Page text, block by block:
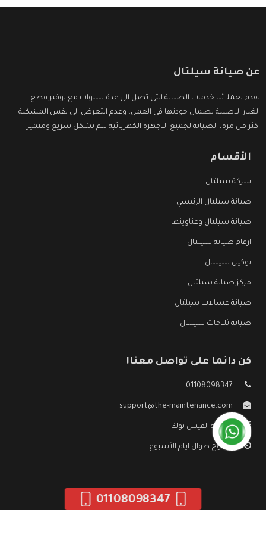
عن صيانة سيلتال
نقدم لعملائنا خدمات الصيانة التى تصل الى عدة سنوات مع توفير قطع
الغيار الاصلية لضمان جودتها فى العمل، وعدم التعرض الى نفس المشكلة
اكثر من مرة، الصيانة لجميع الاجهزة الكهربائية تتم بشكل سريع ومتميز.
الأقسام
شركة سيلتال
صيانة سيلتال الرئيسي
صيانة سيلتال وعناوينها
ارقام صيانة سيلتال
توكيل سيلتال
مركز صيانة سيلتال
صيانة غسالات سيلتال
صيانة ثلاجات سيلتال
كن دائما على تواصل معنا!
01108098347
support@the-maintenance.com
صفحة الفيس بوك
مفتوح طوال ايام الأسبوع
01108098347